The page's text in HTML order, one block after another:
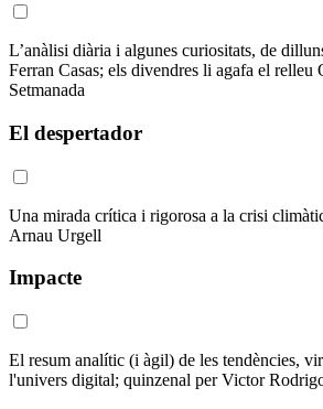
L’anàlisi diària i algunes curiositats, de
Ferran Casas; els divendres li agafa el
Setmanada
El despertador
Una mirada crítica i rigorosa a la crisi
Arnau Urgell
Impacte
El resum analític (i àgil) de les tendències,
l'univers digital; quinzenal per Victor